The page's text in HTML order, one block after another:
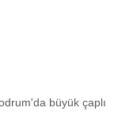
büyük çaplı